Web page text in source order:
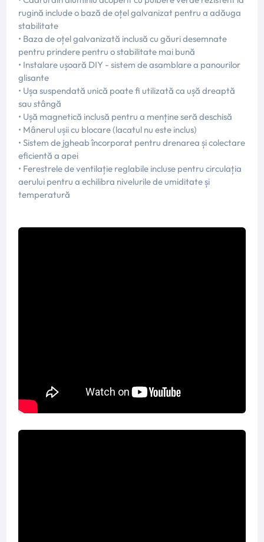
rugină include o bază de oțel galvanizat pentru a adăuga
stabilitate
• Baza de oțel galvanizată inclusă cu găuri desemnate
pentru prindere pentru o stabilitate mai bună
• Instalare ușoară DIY - sistem de asamblare a panourilor
glisante
• Ușa suspendată unică poate fi utilizată ca ușă dreaptă
sau stângă
• Ușă magnetică inclusă pentru a menține seră deschisă
• Mânerul ușii cu blocare (lacatul nu este inclus)
• Sistem de jgheab încorporat pentru drenarea și colectare
eficientă a apei
• Ferestrele de ventilație reglabile incluse pentru circulația
aerului pentru a echilibra nivelurile de umiditate și
temperatură